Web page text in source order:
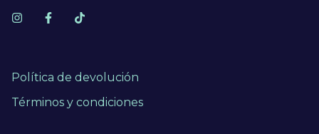
Política de devolución
Términos y condiciones